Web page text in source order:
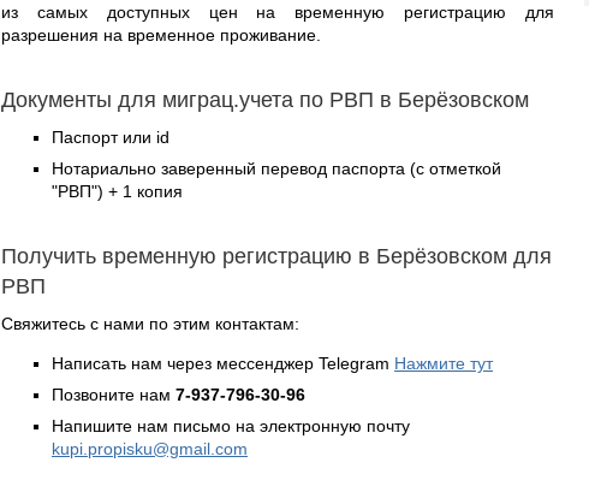
из самых доступных цен на временную регистрацию для
разрешения на временное проживание.
Документы для миграц.учета по РВП в Берёзовском
Паспорт или id
Нотариально заверенный перевод паспорта (с отметкой
"РВП") + 1 копия
Получить временную регистрацию в Берёзовском для
РВП
Свяжитесь с нами по этим контактам:
Написать нам через мессенджер Telegram Нажмите тут
Позвоните нам 7-937-796-30-96
Напишите нам письмо на электронную почту
kupi.propisku@gmail.com